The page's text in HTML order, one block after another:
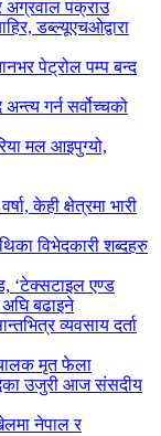
अग्रवाल पक्राउ
डब्ल्यूएचओद्वारा
पेट्रोल पम्प बन्द
अन्त्य गर्न सर्वोच्चको
मल आइपुग्यो,
केही क्षेत्रमा भारी
विभेदकारी शब्दहरु
‘टेक्सटाइल एण्ड
बढाइने
व्यवसाय दर्ता
चालक मृत फेला
उजुरी आज संसदीय
नेपाल र